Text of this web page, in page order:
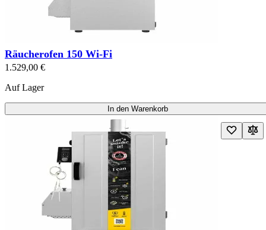
Räucherofen 150 Wi-Fi
1.529,00 €
Auf Lager
In den Warenkorb